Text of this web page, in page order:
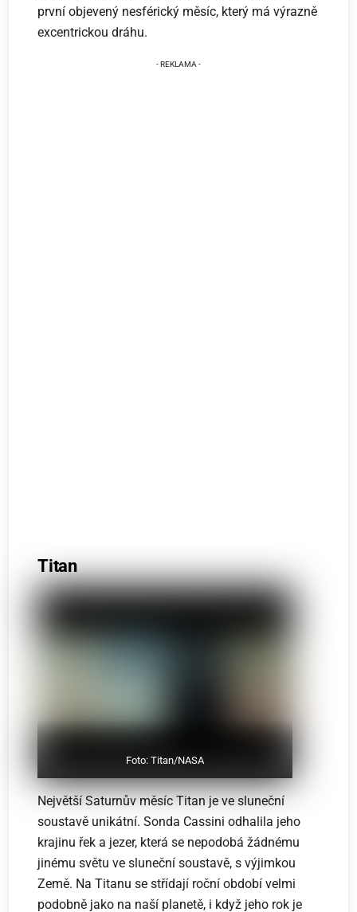
první objevený nesférický měsíc, který má výrazně
excentrickou dráhu.
Titan
Foto: Titan/NASA
Největší Saturnův měsíc Titan je ve sluneční
soustavě unikátní. Sonda Cassini odhalila jeho
krajinu řek a jezer, která se nepodobá žádnému
jinému světu ve sluneční soustavě, s výjimkou
Země. Na Titanu se střídají roční období velmi
podobně jako na naší planetě, i když jeho rok je